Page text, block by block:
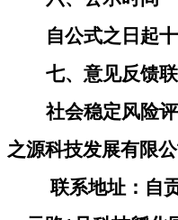
自公式之日起
七、意见反馈
社会稳定风险
之源科技发展有限公
联系地址：自